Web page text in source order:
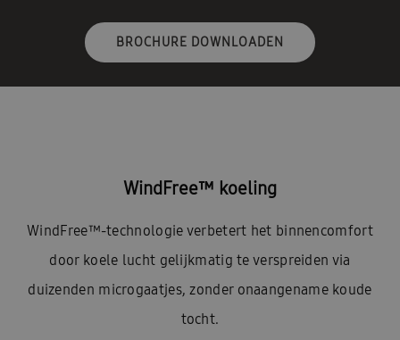
BROCHURE DOWNLOADEN
WindFree™ koeling
WindFree™-technologie verbetert het binnencomfort
door koele lucht gelijkmatig te verspreiden via
duizenden microgaatjes, zonder onaangename koude
tocht.